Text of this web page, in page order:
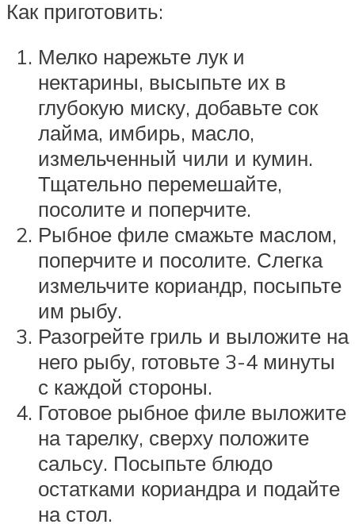
Как приготовить:
Мелко нарежьте лук и
нектарины, высыпьте их в
глубокую миску, добавьте сок
лайма, имбирь, масло,
измельченный чили и кумин.
Тщательно перемешайте,
посолите и поперчите.
Рыбное филе смажьте маслом,
поперчите и посолите. Слегка
измельчите кориандр, посыпьте
им рыбу.
Разогрейте гриль и выложите на
него рыбу, готовьте 3-4 минуты
с каждой стороны.
Готовое рыбное филе выложите
на тарелку, сверху положите
сальсу. Посыпьте блюдо
остатками кориандра и подайте
на стол.